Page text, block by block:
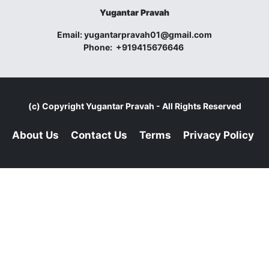
Yugantar Pravah
Email:yugantarpravah01@gmail.com
Phone: +919415676646
(c) CopyrightYugantar Pravah - All Rights Reserved
About Us Contact Us Terms Privacy Policy